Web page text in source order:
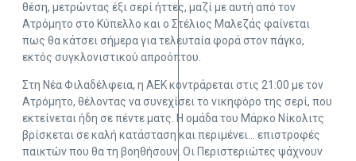
θέση, μετρώντας έξι σερί ήττες, μαζί με αυτή από τον
Ατρόμητο στο Κύπελλο και ο Στέλιος Μαλεζάς φαίνεται
πως θα κάτσει σήμερα για τελευταία φορά στον πάγκο,
εκτός συγκλονιστικού απροόπτου.
Στη Νέα Φιλαδέλφεια, η ΑΕΚ κοντράρεται στις 21:00 με τον
Ατρόμητο, θέλοντας να συνεχίσει το νικηφόρο της σερί, που
εκτείνεται ήδη σε πέντε ματς. Η ομάδα του Μάρκο Νίκολιτς
βρίσκεται σε καλή κατάσταση και περιμένει… επιστροφές
παικτών που θα τη βοηθήσουν. Οι Περιστεριώτες ψάχνουν